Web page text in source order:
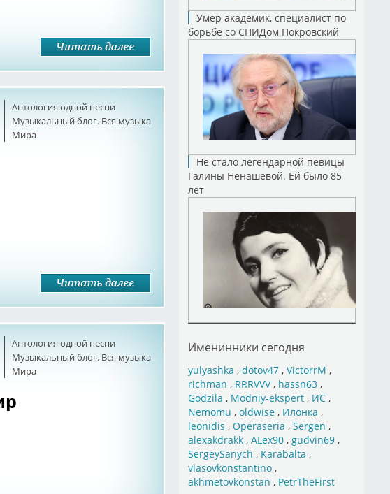
Антология одной песни
Музыкальный блог. Вся музыка
Мира
Антология одной песни
Музыкальный блог. Вся музыка
Мира
Умер академик, специалист по
борьбе со СПИДом Покровский
Не стало легендарной певицы
Галины Ненашевой. Ей было 85
лет
Именинники сегодня
yulyashka , dotov47, VictorrM ,
richman , RRRVVV, hassn63,
Godzila , Modniy-ekspert, ИС,
Nemomu , oldwise, Илонка ,
leonidis , Operaseria , Sergen ,
alexakdrakk, ALex90, gudvin69,
SergeySanych , Karabalta ,
vlasovkonstantino,
akhmetovkonstan , PetrTheFirst